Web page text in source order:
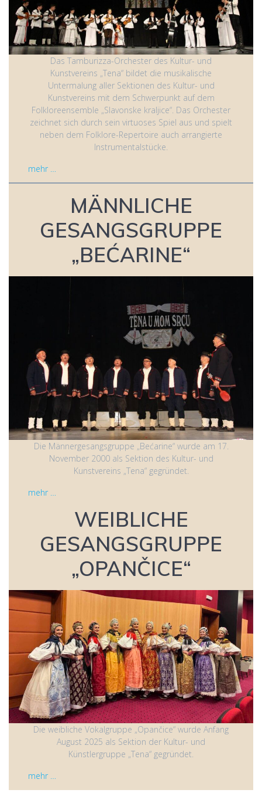
Das Tamburizza-Orchester des Kultur- und
Kunstvereins „Tena“ bildet die musikalische
Untermalung aller Sektionen des Kultur- und
Kunstvereins mit dem Schwerpunkt auf dem
Folkloreensemble „Slavonske kraljice“. Das Orchester
zeichnet sich durch sein virtuoses Spiel aus und spielt
neben dem Folklore-Repertoire auch arrangierte
Instrumentalstücke.
mehr …
MÄNNLICHE
GESANGSGRUPPE
„BEĆARINE“
Die Männergesangsgruppe „Bećarine“ wurde am 17.
November 2000 als Sektion des Kultur- und
Kunstvereins „Tena“ gegründet.
mehr …
WEIBLICHE
GESANGSGRUPPE
„OPANČICE“
Die weibliche Vokalgruppe „Opančice“ wurde Anfang
August 2025 als Sektion der Kultur- und
Künstlergruppe „Tena“ gegründet.
mehr …